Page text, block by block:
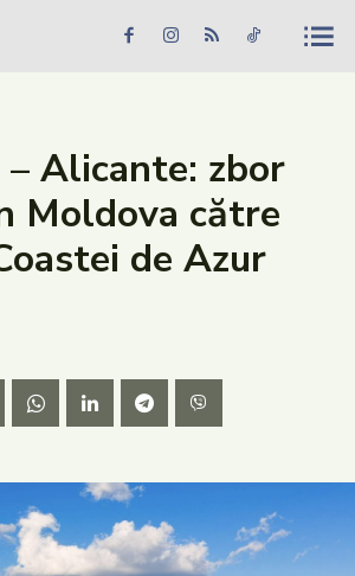
Căutare
– Alicante: zbor
Moldova către
de Azur